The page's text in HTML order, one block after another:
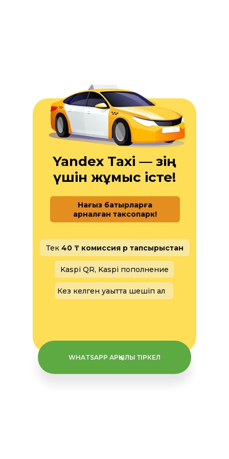
Yandex Taxi — өзің
үшін жұмыс істе!
Тек 40 ₸ комиссия әр тапсырыстан
Kaspi QR, Kaspi пополнение
Кез келген уақытта шешіп ал
WHATSAPP АРҚЫЛЫ ТІРКЕЛ
Нағыз батырларға
арналған таксопарк!